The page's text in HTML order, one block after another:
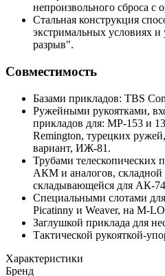
непроизвольного сброса с
Стальная конструкция
экстримальных условиях и
разрыв".
Совместимость
Базами прикладов: TBS
Ружейными рукоятками,
прикладов для: МР-153 и
Remington, турецких
вариант, ИЖ-81.
Трубами телескопических
АКМ и аналогов,
складывающейся для АК-
Специальными слотами
Picatinny и Weaver, на M-
Заглушкой приклада для
Тактической рукояткой-
Характеристики
Бренд